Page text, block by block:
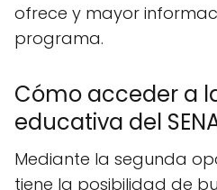
ofrece y mayor
programa.
Cómo acceder a
educativa del
Mediante la segunda
tiene la posibilidad de